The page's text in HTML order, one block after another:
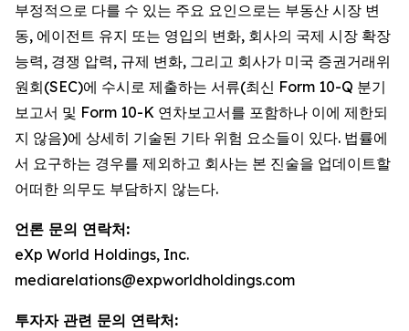
부정적으로 다를 수 있는 주요 요인으로는 부동산 시장 변
동, 에이전트 유지 또는 영입의 변화, 회사의 국제 시장 확장
능력, 경쟁 압력, 규제 변화, 그리고 회사가 미국 증권거래위
원회(SEC)에 수시로 제출하는 서류(최신 Form 10-Q 분기
보고서 및 Form 10-K 연차보고서를 포함하나 이에 제한되
지 않음)에 상세히 기술된 기타 위험 요소들이 있다. 법률에
서 요구하는 경우를 제외하고 회사는 본 진술을 업데이트할
어떠한 의무도 부담하지 않는다.
언론 문의 연락처:
eXp World Holdings, Inc.
mediarelations@expworldholdings.com
투자자 관련 문의 연락처: